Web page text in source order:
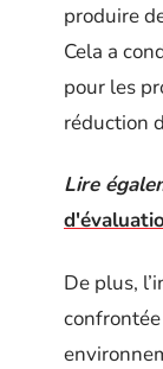
produire
Cela a
pour les
réduction
Lire
De plus,